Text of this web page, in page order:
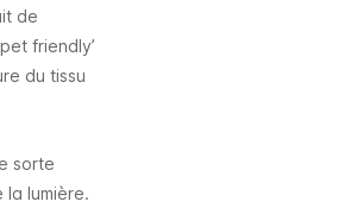
de
friendly’
du tissu
sorte
la lumière.